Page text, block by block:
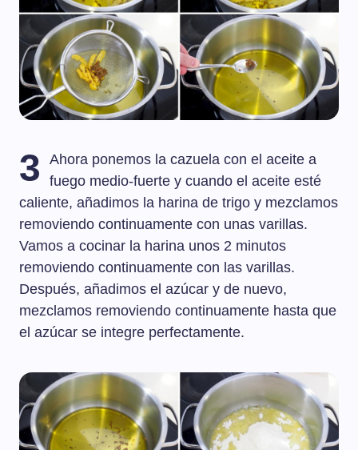
3
Ahora ponemos la cazuela con el aceite a
fuego medio-fuerte y cuando el aceite esté
caliente, añadimos la harina de trigo y mezclamos
removiendo continuamente con unas varillas.
Vamos a cocinar la harina unos 2 minutos
removiendo continuamente con las varillas.
Después, añadimos el azúcar y de nuevo,
mezclamos removiendo continuamente hasta que
el azúcar se integre perfectamente.